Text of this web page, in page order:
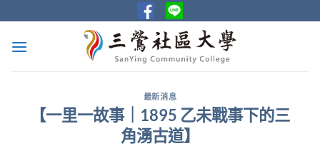
to
content
最新消息
【一里一故事｜1895 乙未戰事下的三
角湧古道】